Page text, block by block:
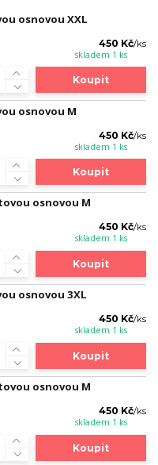
osnovou XXL
450 Kč/ks
skladem 1 ks
Koupit
osnovou M
450 Kč/ks
skladem 1 ks
Koupit
osnovou M
450 Kč/ks
skladem 1 ks
Koupit
osnovou 3XL
450 Kč/ks
skladem 1 ks
Koupit
osnovou M
450 Kč/ks
skladem 1 ks
Koupit